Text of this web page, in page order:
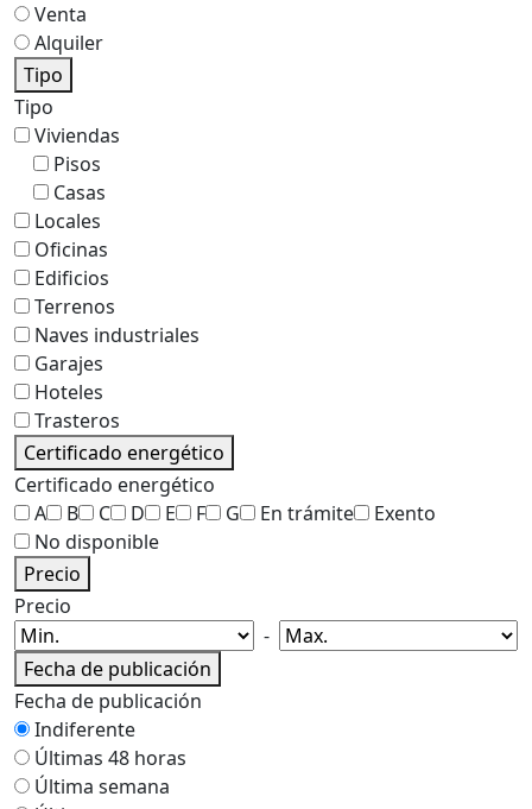
Venta
Alquiler
Tipo
Tipo
Viviendas
Pisos
Casas
Locales
Oficinas
Edificios
Terrenos
Naves industriales
Garajes
Hoteles
Trasteros
Certificado energético
Certificado energético
A
B C D E F G En trámite
Exento
No disponible
Precio
Precio
-
Fecha de publicación
Fecha de publicación
Indiferente
Últimas 48 horas
Última semana